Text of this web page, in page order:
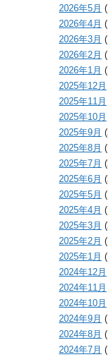
2026年5月
2026年4月
2026年3月
2026年2月
2026年1月
2025年12月
2025年11月
2025年10月
2025年9月
2025年8月
2025年7月
2025年6月
2025年5月
2025年4月
2025年3月
2025年2月
2025年1月
2024年12月
2024年11月
2024年10月
2024年9月
2024年8月
2024年7月